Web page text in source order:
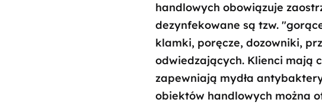
handlowych obowiązuje
dezynfekowane są tzw.
klamki, poręcze, dozowniki,
odwiedzających. Klienci mają
zapewniają mydła
obiektów handlowych można